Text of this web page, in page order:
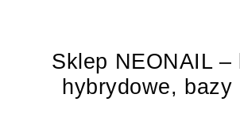
Sklep NEONAIL –
hybrydowe, bazy